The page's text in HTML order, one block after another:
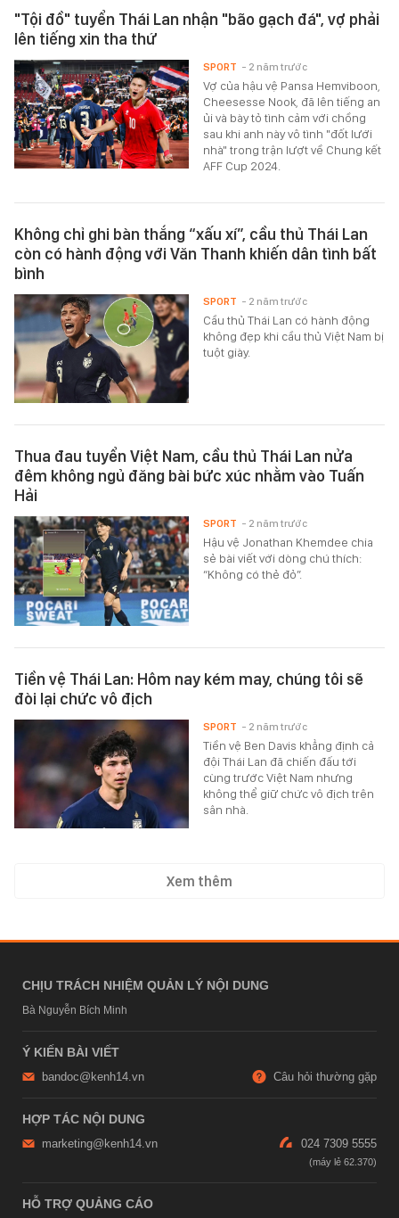
"Tội đồ" tuyển Thái Lan nhận "bão gạch đá", vợ phải
lên tiếng xin tha thứ
Vợ của hậu vệ Pansa Hemviboon,
Cheesesse Nook, đã lên tiếng an
ủi và bày tỏ tình cảm với chồng
sau khi anh này vô tình "đốt lưới
nhà" trong trận lượt về Chung kết
AFF Cup 2024.
SPORT - 2 năm trước
Không chỉ ghi bàn thắng “xấu xí”, cầu thủ Thái Lan
còn có hành động với Văn Thanh khiến dân tình bất
bình
Cầu thủ Thái Lan có hành động
không đẹp khi cầu thủ Việt Nam bị
tuột giày.
SPORT - 2 năm trước
Thua đau tuyển Việt Nam, cầu thủ Thái Lan nửa
đêm không ngủ đăng bài bức xúc nhằm vào Tuấn
Hải
Hậu vệ Jonathan Khemdee chia
sẻ bài viết với dòng chú thích:
“Không có thẻ đỏ”.
SPORT - 2 năm trước
Tiền vệ Thái Lan: Hôm nay kém may, chúng tôi sẽ
đòi lại chức vô địch
Tiền vệ Ben Davis khẳng định cả
đội Thái Lan đã chiến đấu tới
cùng trước Việt Nam nhưng
không thể giữ chức vô địch trên
sân nhà.
SPORT - 2 năm trước
Xem thêm
CHỊU TRÁCH NHIỆM QUẢN LÝ NỘI DUNG
Bà Nguyễn Bích Minh
Ý KIẾN BÀI VIẾT
bandoc@kenh14.vn Câu hỏi thường gặp
HỢP TÁC NỘI DUNG
marketing@kenh14.vn 024 7309 5555
HỖ TRỢ QUẢNG CÁO